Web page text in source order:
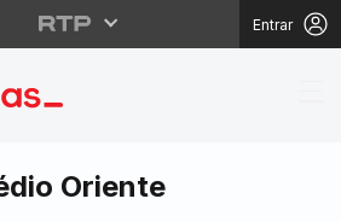
Entrar
humanitária"
Oriente